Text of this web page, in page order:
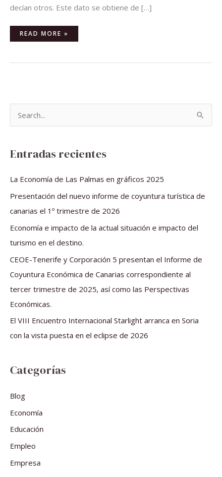
decían otros. Este dato se obtiene de […]
READ MORE »
a
r
Entradas recientes
La Economía de Las Palmas en gráficos 2025
Presentación del nuevo informe de coyuntura turística de
canarias el 1º trimestre de 2026
Economía e impacto de la actual situación e impacto del
turismo en el destino.
CEOE-Tenerife y Corporación 5 presentan el Informe de
Coyuntura Económica de Canarias correspondiente al
tercer trimestre de 2025, así como las Perspectivas
Económicas.
El VIII Encuentro Internacional Starlight arranca en Soria
con la vista puesta en el eclipse de 2026
Categorías
Blog
Economía
Educación
Empleo
Empresa